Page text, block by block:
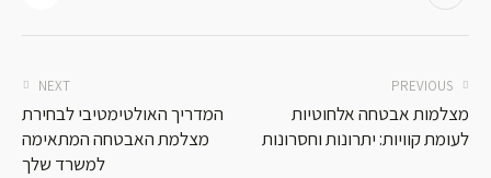
PREVIOUS
מצלמות אבטחה אלחוטיות
לעומת קוויות: יתרונות וחסרונות
NEXT
המדריך האולטימטיבי לבחירת
מצלמת האבטחה המתאימה
למשרד שלך